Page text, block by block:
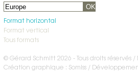
OK
Format horizontal
Format vertical
Tous formats
© Gérard Schmitt 2026 - Tous droits réservés /
Création graphique : Somiss